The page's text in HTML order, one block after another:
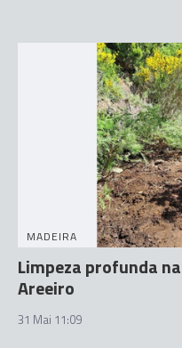
MADEIRA
Limpeza profunda
Areeiro
31 Mai 11:09